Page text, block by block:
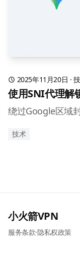
2025年11月20日 ·
使用SNI代理解
绕过Google区域
技术
小火箭VPN
服务条款·隐私权政策